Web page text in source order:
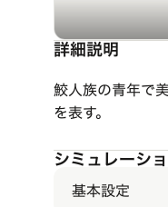
詳細説明
鮫人族の青年で
を表す。
シミュレーシ
基本設定